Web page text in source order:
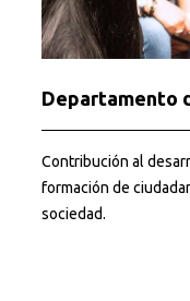
Departamento
Contribución al
formación de
sociedad.